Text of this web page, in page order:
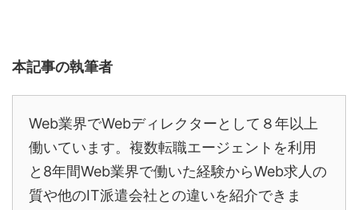
本記事の執筆者
Web業界でWebディレクターとして８年以上
働いています。複数転職エージェントを利用
と 8年間Web業界で働いた経験からWeb求人の
質や他のIT派遣会社との違いを紹介できま